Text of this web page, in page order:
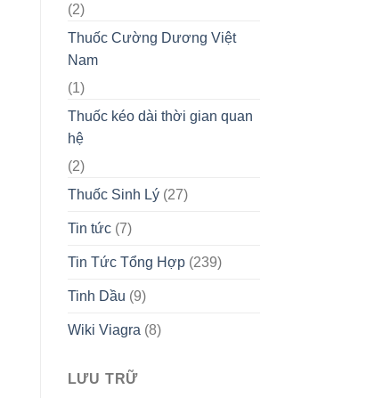
(2)
Thuốc Cường Dương Việt
Nam
(1)
Thuốc kéo dài thời gian quan
hệ
(2)
Thuốc Sinh Lý(27)
Tin tức(7)
Tin Tức Tổng Hợp(239)
Tinh Dầu (9)
Wiki Viagra (8)
LƯU TRỮ